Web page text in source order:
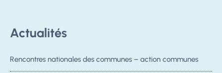
Actualités
Rencontres nationales des communes – action communes